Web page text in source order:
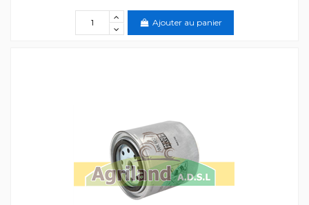
Ajouter au panier